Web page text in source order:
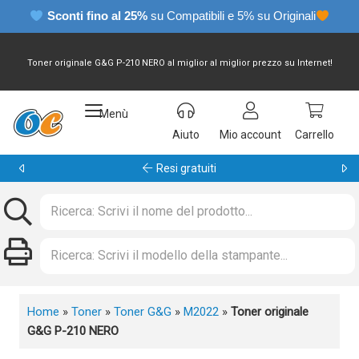
Sconti fino al 25% su Compatibili e 5% su Originali
Toner originale G&G P-210 NERO al miglior al miglior prezzo su Internet!
Menù
Aiuto
Mio account Carrello
Garanzia 24 mesi
Home » Toner » Toner G&G » M2022 » Toner originale
G&G P-210 NERO